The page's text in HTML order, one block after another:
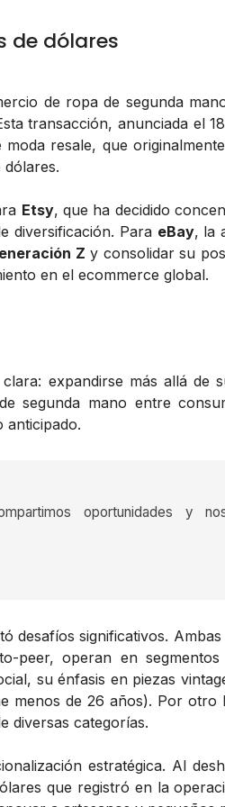
de dólares
de ropa de segunda
transacción, anunciada el
resale, que
dólares.
Etsy, que ha decidido
diversificación. Para eBay, la
Z y consolidar su
en el ecommerce global.
expandirse más allá de
segunda mano entre
anticipado.
oportunidades y
desafíos significativos.
peer, operan en
su énfasis en piezas
menos de 26 años). Por otro
diversas categorías.
estratégica. Al
que registró en la